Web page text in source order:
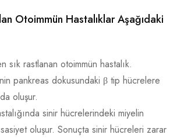
SONUÇLAR
TANIYIN
İLETIŞIM
Otoimmün Hastalıklar Aşağıdaki
sık rastlanan otoimmün hastalık.
pankreas dokusundaki β tip hücrelere
oluşur.
sinir hücrelerindeki miyelin
oluşur. Sonuçta sinir hücreleri zarar